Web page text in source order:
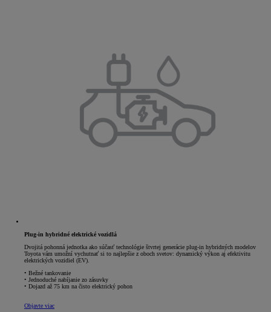
Plug-in hybridné elektrické vozidlá
Dvojitá pohonná jednotka ako súčasť technológie štvrtej generácie plug-in hybridných modelov
Toyota vám umožní vychutnať si to najlepšie z oboch svetov: dynamický výkon aj efektivitu
elektrických vozidiel (EV).
• Bežné tankovanie
• Jednoduché nabíjanie zo zásuvky
• Dojazd až 75 km na čisto elektrický pohon
Objavte viac